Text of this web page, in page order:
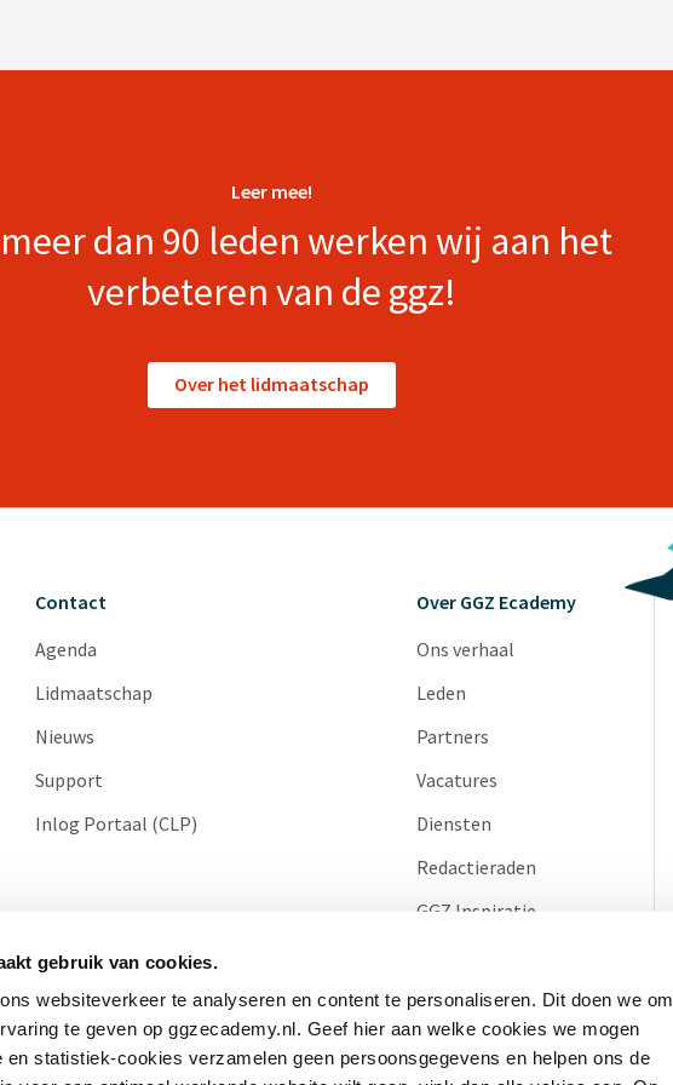
gebruik van cookies.
websiteverkeer te analyseren en content te personaliseren. Dit doen we om
te geven op ggzecademy.nl. Geef hier aan welke cookies we mogen
statistiek-cookies verzamelen geen persoonsgegevens en helpen ons de
Leer mee!
dan 90 leden werken wij aan het
verbeteren van de ggz!
Over het lidmaatschap
Contact
Agenda
Lidmaatschap
Nieuws
Support
Inlog Portaal (CLP)
Over GGZ Ecademy
Ons verhaal
Leden
Partners
Vacatures
Diensten
Redactieraden
GGZ Inspiratie